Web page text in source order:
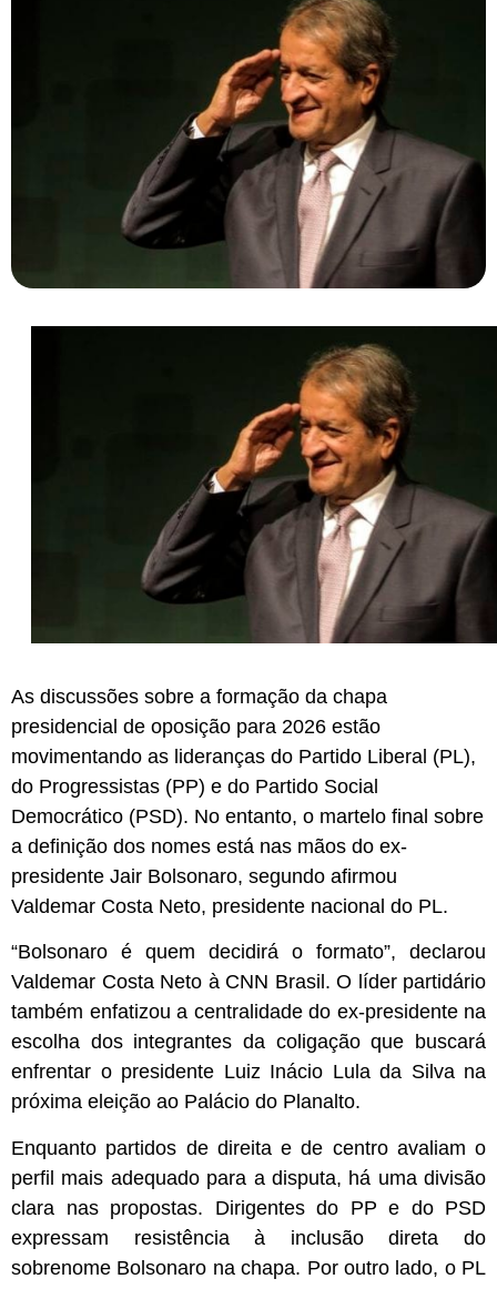
As discussões sobre a formação da chapa
presidencial de oposição para 2026 estão
movimentando as lideranças do Partido Liberal (PL),
do Progressistas (PP) e do Partido Social
Democrático (PSD). No entanto, o martelo final sobre
a definição dos nomes está nas mãos do ex-
presidente Jair Bolsonaro, segundo afirmou
Valdemar Costa Neto, presidente nacional do PL.
“Bolsonaro é quem decidirá o formato”, declarou
Valdemar Costa Neto à CNN Brasil. O líder partidário
também enfatizou a centralidade do ex-presidente na
escolha dos integrantes da coligação que buscará
enfrentar o presidente Luiz Inácio Lula da Silva na
próxima eleição ao Palácio do Planalto.
Enquanto partidos de direita e de centro avaliam o
perfil mais adequado para a disputa, há uma divisão
clara nas propostas. Dirigentes do PP e do PSD
expressam resistência à inclusão direta do
sobrenome Bolsonaro na chapa. Por outro lado, o PL